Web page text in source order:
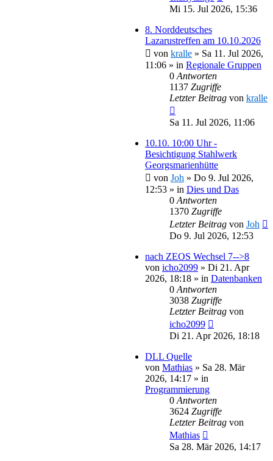
Mi 15. Jul 2026, 15:36
8. Norddeutsches
Lazarustreffen am 10.10.2026
von kralle » Sa 11. Jul 2026,
11:06 » in Regionale Gruppen
0 Antworten
1137 Zugriffe
Letzter Beitrag von kralle
Sa 11. Jul 2026, 11:06
10.10. 10:00 Uhr -
Besichtigung Stahlwerk
Georgsmarienhütte
von Joh » Do 9. Jul 2026,
12:53 » in Dies und Das
0 Antworten
1370 Zugriffe
Letzter Beitrag von Joh
Do 9. Jul 2026, 12:53
nach ZEOS Wechsel 7-->8
von icho2099 » Di 21. Apr
2026, 18:18 » in Datenbanken
0 Antworten
3038 Zugriffe
Letzter Beitrag von
icho2099
Di 21. Apr 2026, 18:18
DLL Quelle
von Mathias » Sa 28. Mär
2026, 14:17 » in
Programmierung
0 Antworten
3624 Zugriffe
Letzter Beitrag von
Mathias
Sa 28. Mär 2026, 14:17